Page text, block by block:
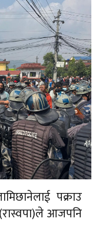
पक्राउ
(रास्वपा)ले आजपनि